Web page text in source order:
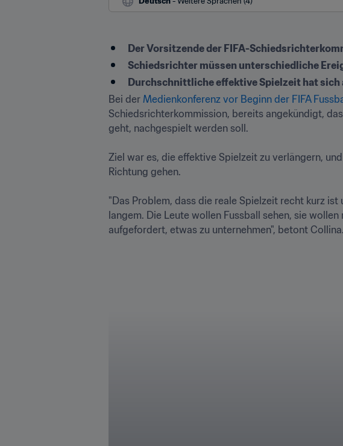
Der Vorsitzende der FIFA-
Schiedsrichter müssen unterschiedliche
Durchschnittliche effektive Spielzeit hat
Bei der Medienkonferenz vor Beginn der FIFA
Schiedsrichterkommission, bereits angekündigt,
geht, nachgespielt werden soll.
Ziel war es, die effektive Spielzeit zu verlängern,
Richtung gehen.
"Das Problem, dass die reale Spielzeit recht kurz
langem. Die Leute wollen Fussball sehen, sie
aufgefordert, etwas zu unternehmen", betont Collina.